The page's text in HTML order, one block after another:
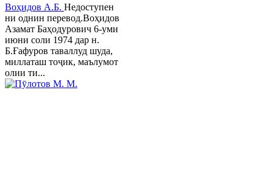
Воҳидов А.Б. Недоступен
ни однин перевод.Воҳидов
Азамат Баҳодурович 6-уми
июни соли 1974 дар н.
Б.Ғафуров таваллуд шуда,
миллаташ тоҷик, маълумот
олии ти...